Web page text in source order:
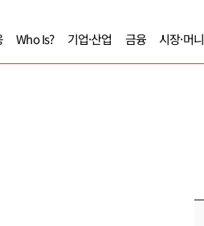
Who Is? 기업·산업 금융 시장·머니